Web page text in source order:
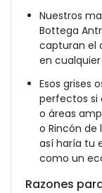
Nuestros
Bottega
capturan el
en
Esos grises
perfectos si
o áreas
o Rincón de
así haría tu
como un
Razones